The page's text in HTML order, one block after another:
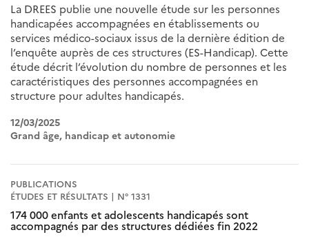
La DREES publie une nouvelle étude sur les personnes
handicapées accompagnées en établissements ou
services médico-sociaux issus de la dernière édition de
l’enquête auprès de ces structures (ES-Handicap). Cette
étude décrit l’évolution du nombre de personnes et les
caractéristiques des personnes accompagnées en
structure pour adultes handicapés.
12/03/2025
Grand âge, handicap et autonomie
PUBLICATIONS
ÉTUDES ET RÉSULTATS | N° 1331
174 000 enfants et adolescents handicapés sont
accompagnés par des structures dédiées fin 2022